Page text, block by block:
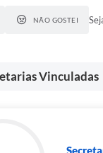
NÃO GOSTEI
Vinculadas